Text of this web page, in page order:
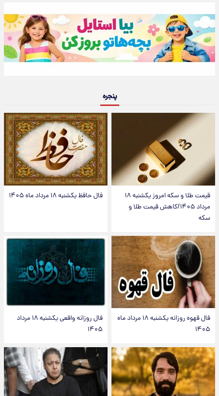
پنجره
قیمت طلا و سکه امروز یکشنبه ۱۸
مرداد ۱۴۰۵/کاهش قیمت طلا و
سکه
فال حافظ یکشنبه ۱۸ مرداد ماه ۱۴۰۵
فال قهوه روزانه یکشنبه ۱۸ مرداد ماه
۱۴۰۵
فال روزانه واقعی یکشنبه ۱۸ مرداد
۱۴۰۵